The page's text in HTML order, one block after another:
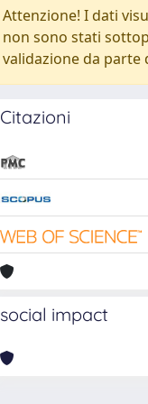
Attenzione! I dati
non sono stati
validazione da parte
Citazioni
social impact